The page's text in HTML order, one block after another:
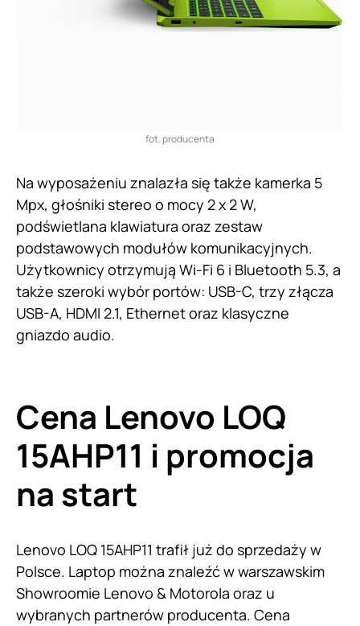
fot. producenta
Na wyposażeniu znalazła się także kamerka 5
Mpx, głośniki stereo o mocy 2 x 2 W,
podświetlana klawiatura oraz zestaw
podstawowych modułów komunikacyjnych.
Użytkownicy otrzymują Wi-Fi 6 i Bluetooth 5.3, a
także szeroki wybór portów: USB-C, trzy złącza
USB-A, HDMI 2.1, Ethernet oraz klasyczne
gniazdo audio.
Cena Lenovo LOQ
15AHP11 i promocja
na start
Lenovo LOQ 15AHP11 trafił już do sprzedaży w
Polsce. Laptop można znaleźć w warszawskim
Showroomie Lenovo & Motorola oraz u
wybranych partnerów producenta. Cena